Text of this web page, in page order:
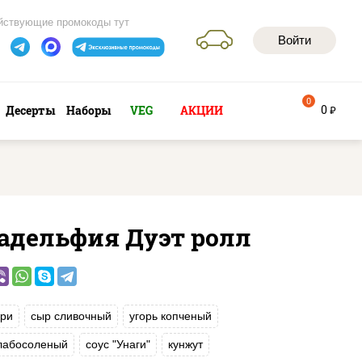
Войти
промокоды тут
Десерты Наборы VEG АКЦИИ 0 руб
0
Дуэт ролл
сыр сливочный угорь копченый
соус "Унаги" кунжут